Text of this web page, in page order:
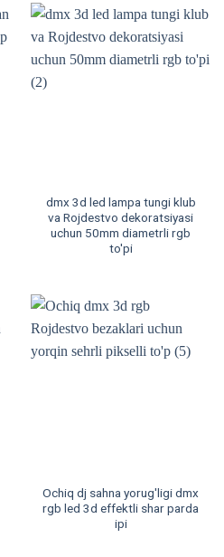
dmx 3d led lampa tungi klub
va Rojdestvo dekoratsiyasi
uchun 50mm diametrli rgb
to'pi
Ochiq dj sahna yorug'ligi dmx
rgb led 3d effektli shar parda
ipi